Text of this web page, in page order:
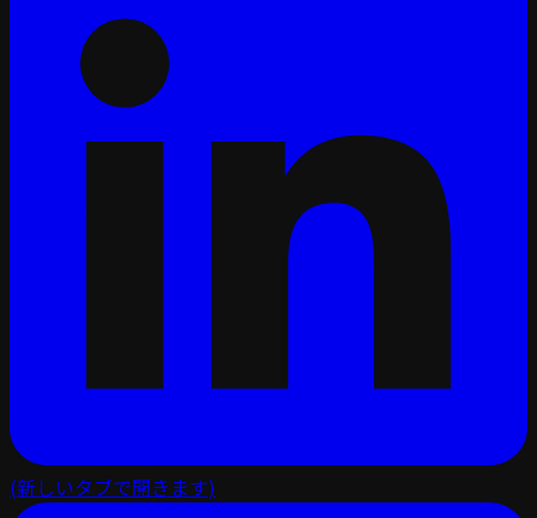
(新しいタブで開きます)